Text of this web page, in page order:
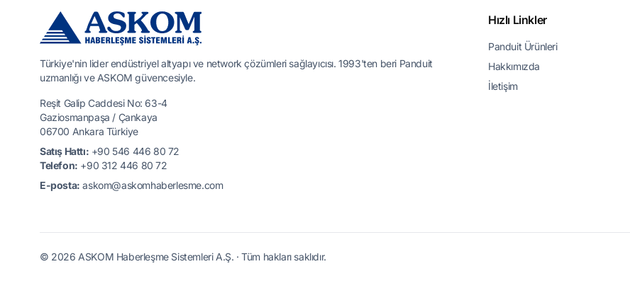
Türkiye'nin lider endüstriyel altyapı ve network çözümleri sağlayıcısı. 1993'ten beri Panduit
uzmanlığı ve ASKOM güvencesiyle.
Reşit Galip Caddesi No: 63-4
Gaziosmanpaşa / Çankaya
06700 Ankara Türkiye
Satış Hattı: +90 546 446 80 72
Telefon: +90 312 446 80 72
E-posta: askom@askomhaberlesme.com
Hızlı Linkler
Panduit Ürünleri
Hakkımızda
İletişim
© 2026 ASKOM Haberleşme Sistemleri A.Ş. · Tüm hakları saklıdır.